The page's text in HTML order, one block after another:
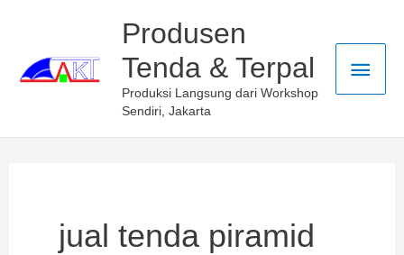
content
Produsen
Tenda & Terpal
Produksi Langsung dari Workshop
Sendiri, Jakarta
jual tenda piramid